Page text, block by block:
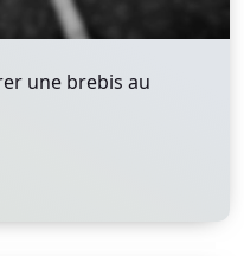
une brebis au